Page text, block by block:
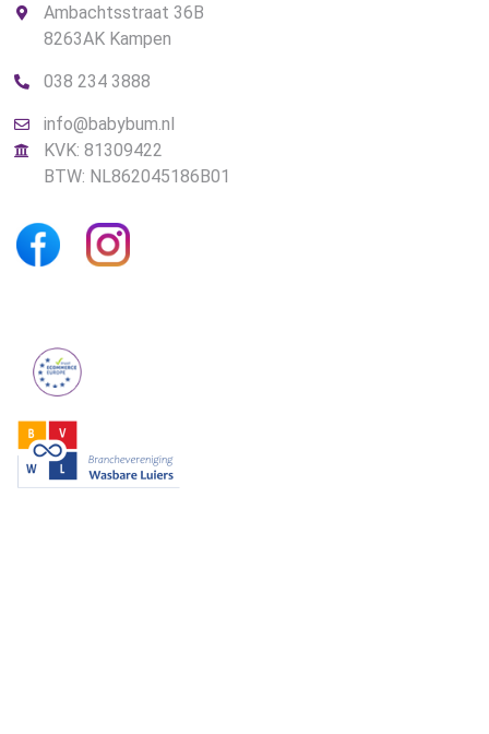
Ambachtsstraat 36B
8263AK Kampen
038 234 3888
info@babybum.nl
KVK: 81309422
BTW: NL862045186B01